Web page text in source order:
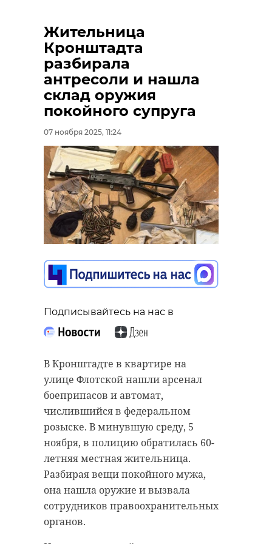
Жительница
Кронштадта
разбирала
антресоли и нашла
склад оружия
покойного супруга
07 ноября 2025, 11:24
Подписывайтесь на нас в
В Кронштадте в квартире на
улице Флотской нашли арсенал
боеприпасов и автомат,
числившийся в федеральном
розыске. В минувшую среду, 5
ноября, в полицию обратилась 60-
летняя местная жительница.
Разбирая вещи покойного мужа,
она нашла оружие и вызвала
сотрудников правоохранительных
органов.
погода туман
синоптики
погода в ленобласти
РЕКОМЕНДУЕМ
Жители
Петербурга и
Ленобласти
делятся
фотографиями ...
27 октября 2022, 13:27
единства
Петербург и
Ленобласть
04 ноября 2022, 10:22
консультантов в роли социальных
архитекторов должна начинаться
"с земли".
https://t.me/premia_rapc/1837
лгу имени пушкина
форум пушкин
петербург
сергей перминов
Роман Балашов
Поделиться статьей: